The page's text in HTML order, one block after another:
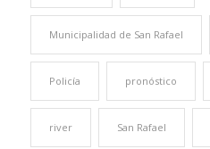
Municipalidad de San Rafael
Policía pronóstico
river San Rafael